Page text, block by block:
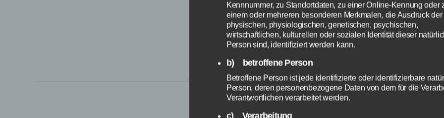
Hallenbelegungsplan_140326
Kennnummer, zu Standortdaten, zu einer Online-Kennung oder
einem oder mehreren besonderen Merkmalen, die Ausdruck der
physischen, physiologischen, genetischen, psychischen,
wirtschaftlichen, kulturellen oder sozialen Identität dieser
Person sind, identifiziert werden kann.
b) betroffene Person
Betroffene Person ist jede identifizierte oder identifizierbare
Person, deren personenbezogene Daten von dem für die
Verantwortlichen verarbeitet werden.
c) Verarbeitung